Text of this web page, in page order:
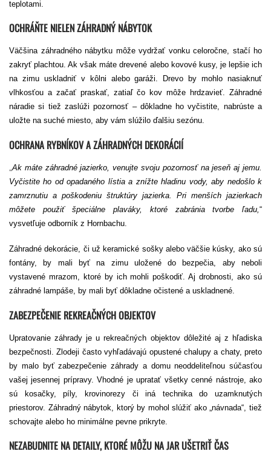
teplotami.
OCHRÁŇTE NIELEN ZÁHRADNÝ NÁBYTOK
Väčšina záhradného nábytku môže vydržať vonku celoročne, stačí ho
zakryť plachtou. Ak však máte drevené alebo kovové kusy, je lepšie ich
na zimu uskladniť v kôlni alebo garáži. Drevo by mohlo nasiaknuť
vlhkosťou a začať praskať, zatiaľ čo kov môže hrdzavieť. Záhradné
náradie si tiež zaslúži pozornosť – dôkladne ho vyčistite, nabrúste a
uložte na suché miesto, aby vám slúžilo ďalšiu sezónu.
OCHRANA RYBNÍKOV A ZÁHRADNÝCH DEKORÁCIÍ
Ak máte záhradné jazierko, venujte svoju pozornosť na jeseň aj jemu.
Vyčistite ho od opadaného lístia a znížte hladinu vody, aby nedošlo k
zamrznutiu a poškodeniu štruktúry jazierka. Pri menších jazierkach
môžete použiť špeciálne plaváky, ktoré zabránia tvorbe ľadu, “
vysvetľuje odborník z Hornbachu.
Záhradné dekorácie, či už keramické sošky alebo väčšie kúsky, ako sú
fontány, by mali byť na zimu uložené do bezpečia, aby neboli
vystavené mrazom, ktoré by ich mohli poškodiť. Aj drobnosti, ako sú
záhradné lampáše, by mali byť dôkladne očistené a uskladnené.
ZABEZPEČENIE REKREAČNÝCH OBJEKTOV
Upratovanie záhrady je u rekreačných objektov dôležité aj z hľadiska
bezpečnosti. Zlodeji často vyhľadávajú opustené chalupy a chaty, preto
by malo byť zabezpečenie záhrady a domu neoddeliteľnou súčasťou
vašej jesennej prípravy. Vhodné je upratať všetky cenné nástroje, ako
sú kosačky, píly, krovinorezy či iná technika do uzamknutých
priestorov. Záhradný nábytok, ktorý by mohol slúžiť ako „návnada“, tiež
schovajte alebo ho minimálne pevne prikryte.
NEZABUDNITE NA DETAILY, KTORÉ MÔŽU NA JAR UŠETRIŤ ČAS